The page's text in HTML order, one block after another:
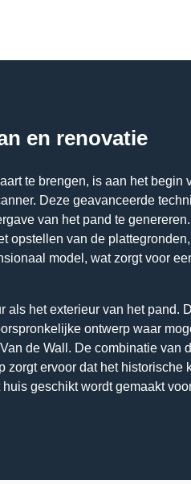
en renovatie
te brengen, is aan het begin
Deze geavanceerde
van het pand te
opstellen van de plattegronden,
model, wat zorgt voor
als het exterieur van het pand.
ontwerp waar
de Wall. De combinatie van
ervoor dat het historische
geschikt wordt gemaakt